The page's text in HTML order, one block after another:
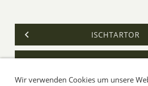
ISCHTARTOR
MAXI-KIRCHE
Wir verwenden Cookies um unsere